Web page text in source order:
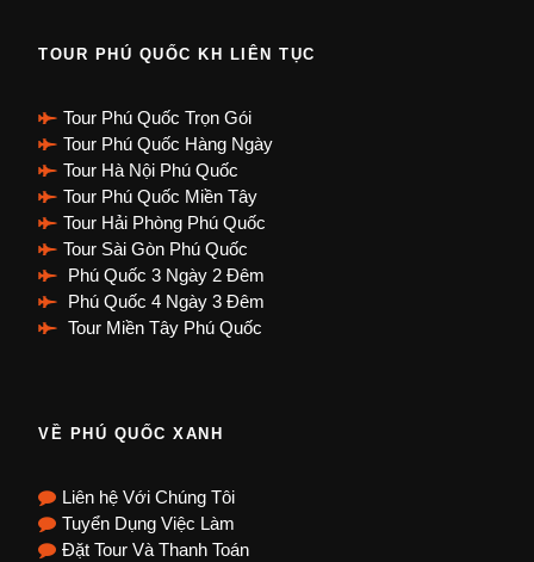
TOUR PHÚ QUỐC KH LIÊN TỤC
Tour Phú Quốc Trọn Gói
Tour Phú Quốc Hàng Ngày
Tour Hà Nội Phú Quốc
Tour Phú Quốc Miền Tây
Tour Hải Phòng Phú Quốc
Tour Sài Gòn Phú Quốc
Phú Quốc 3 Ngày 2 Đêm
Phú Quốc 4 Ngày 3 Đêm
Tour Miền Tây Phú Quốc
VỀ PHÚ QUỐC XANH
Liên hệ Với Chúng Tôi
Tuyển Dụng Việc Làm
Đặt Tour Và Thanh Toán